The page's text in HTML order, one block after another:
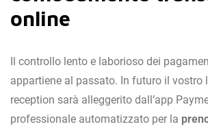
online
Il controllo lento e laborioso dei
appartiene al passato. In futuro il vostro
reception sarà alleggerito dall’app
professionale automatizzato per la